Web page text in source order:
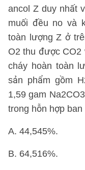
ancol Z duy nhất
muối đều no và
toàn lượng Z ở
O2 thu được CO2
cháy hoàn toàn
sản phẩm gồm
1,59 gam
trong hỗn hợp
A. 44,545%.
B. 64,516%.